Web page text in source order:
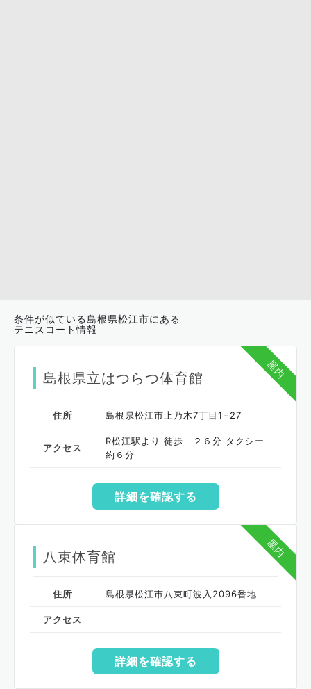
条件が似ている島根県松江市にある
テニスコート情報
屋内
島根県立はつらつ体育館
住所 島根県松江市上乃木7丁目1−27
アクセス
R松江駅より 徒歩 ２６分 タクシー
約６分
詳細を確認する
屋内
八束体育館
住所 島根県松江市八束町波入2096番地
アクセス
詳細を確認する